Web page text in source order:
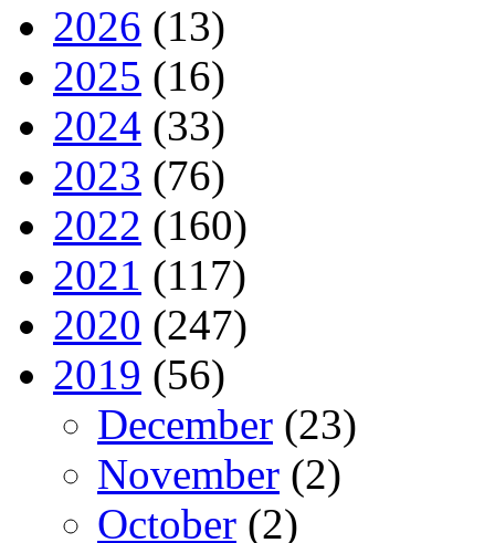
2026 (13)
2025 (16)
2024 (33)
2023 (76)
2022 (160)
2021 (117)
2020 (247)
2019 (56)
December (23)
November (2)
October (2)